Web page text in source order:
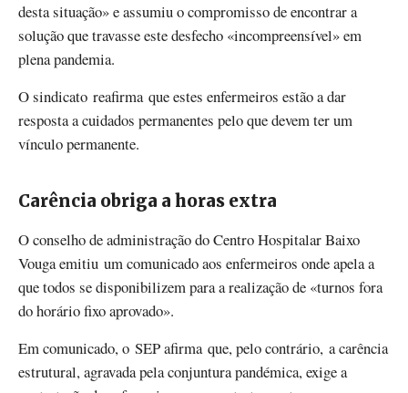
desta situação» e assumiu o compromisso de encontrar a
solução que travasse este desfecho «incompreensível» em
plena pandemia.
O sindicato reafirma que estes enfermeiros estão a dar
resposta a cuidados permanentes pelo que devem ter um
vínculo permanente.
Carência obriga a horas extra
O conselho de administração do Centro Hospitalar Baixo
Vouga emitiu um comunicado aos enfermeiros onde apela a
que todos se disponibilizem para a realização de «turnos fora
do horário fixo aprovado».
Em comunicado, o SEP afirma que, pelo contrário, a carência
estrutural, agravada pela conjuntura pandémica, exige a